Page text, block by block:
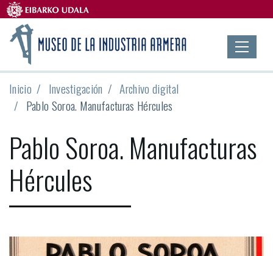
Inicio Investigación
Archivo digital
Pablo Soroa. Manufacturas Hércules
Pablo Soroa. Manufacturas
Hércules